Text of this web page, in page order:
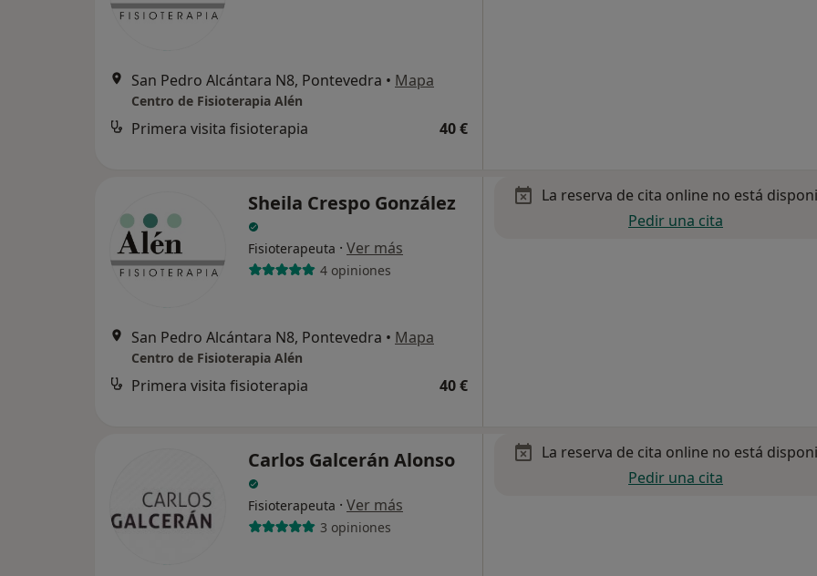
San Pedro Alcántara N8, Pontevedra • Mapa
Centro de Fisioterapia Alén
Primera visita fisioterapia 40 €
Sheila Crespo González
Fisioterapeuta · Ver más
4 opiniones
San Pedro Alcántara N8, Pontevedra • Mapa
Centro de Fisioterapia Alén
Primera visita fisioterapia 40 €
La reserva de cita online no está
Pedir una cita
Carlos Galcerán Alonso
Fisioterapeuta · Ver más
3 opiniones
La reserva de cita online no está
Pedir una cita